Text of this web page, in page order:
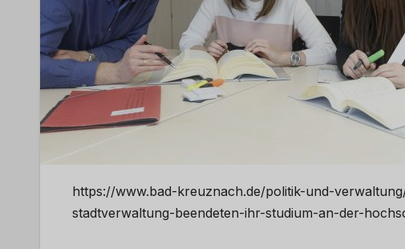
https://www.bad-kreuznach.de/politik-und-
stadtverwaltung-beendeten-ihr-studium-an-der-